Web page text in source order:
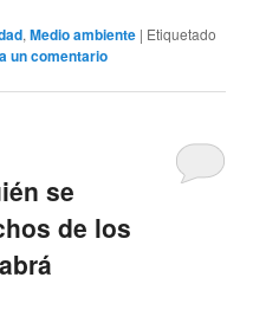
,Medio ambiente | Etiquetado
un comentario
se
de los